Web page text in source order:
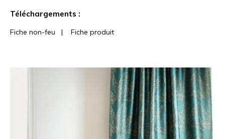
Téléchargements :
Fiche non-feu | Fiche produit